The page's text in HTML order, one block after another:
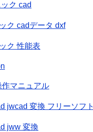
ク cad
ク cadデータ dxf
ク 性能表
作マニュアル
jwcad 変換 フリーソフト
jww 変換